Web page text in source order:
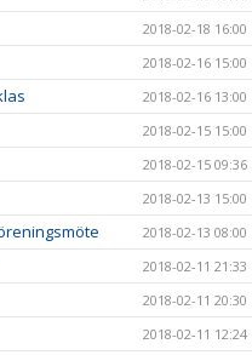
2018-02-18 16:00
2018-02-16 15:00
2018-02-16 13:00
2018-02-15 15:00
2018-02-15 09:36
2018-02-13 15:00
2018-02-13 08:00
2018-02-11 21:33
2018-02-11 20:30
2018-02-11 12:24